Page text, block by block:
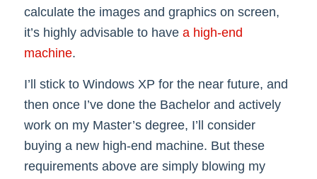
calculate the images and graphics on screen,
it’s highly advisable to have a high-end
machine.
I’ll stick to Windows XP for the near future, and
then once I’ve done the Bachelor and actively
work on my Master’s degree, I’ll consider
buying a new high-end machine. But these
requirements above are simply blowing my